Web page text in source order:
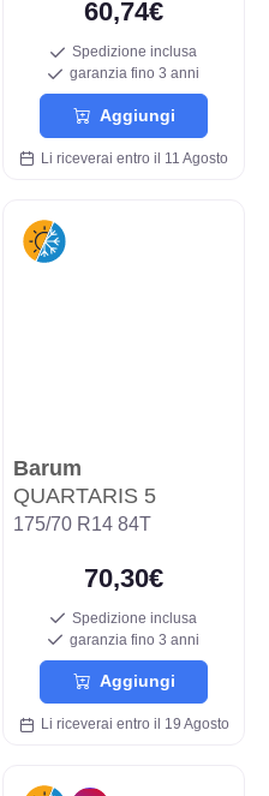
60,74€
Spedizione inclusa
garanzia fino 3 anni
Aggiungi
Li riceverai entro il 11 Agosto
Barum
QUARTARIS 5
175/70 R14 84T
70,30€
Spedizione inclusa
garanzia fino 3 anni
Aggiungi
Li riceverai entro il 19 Agosto